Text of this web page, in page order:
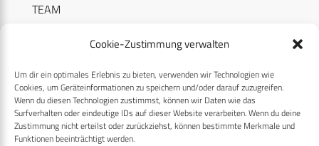
Cookie-Zustimmung verwalten
Um dir ein optimales Erlebnis zu bieten, verwenden wir Technologien wie
Cookies, um Geräteinformationen zu speichern und/oder darauf zuzugreifen.
Wenn du diesen Technologien zustimmst, können wir Daten wie das
Surfverhalten oder eindeutige IDs auf dieser Website verarbeiten. Wenn du deine
Zustimmung nicht erteilst oder zurückziehst, können bestimmte Merkmale und
Funktionen beeinträchtigt werden.
TEAM
MEDIADATEN
RECHTLICHES